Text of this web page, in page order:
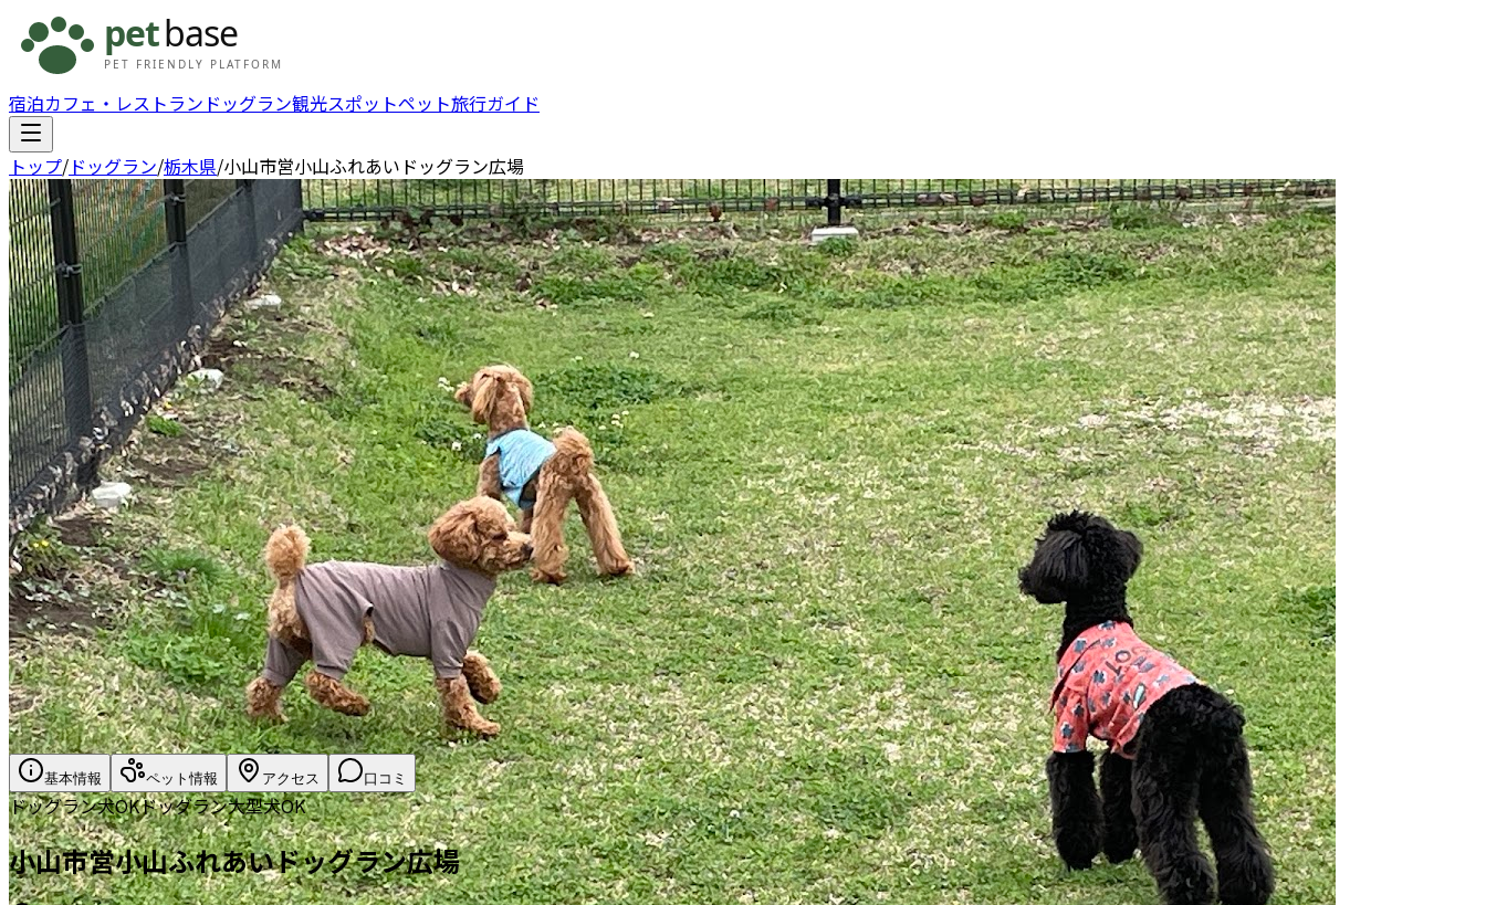
宿泊カフェ・レストラン ドッグラン観光スポットペット旅行ガイド
トップ/ドッグラン/栃木県/小山市営小山ふれあいドッグラン広場
基本情報 ペット情報 アクセス 口コミ
ドッグラン犬OKドッグラン大型犬OK
小山市営小山ふれあいドッグラン広場